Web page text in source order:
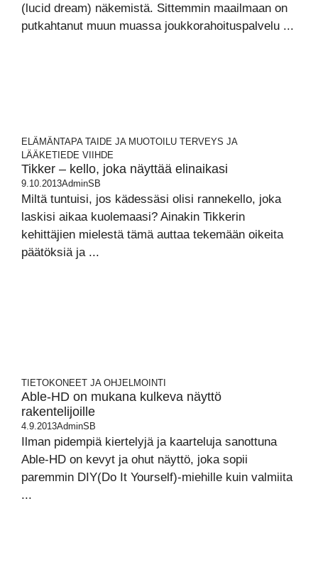
(lucid dream) näkemistä. Sittemmin maailmaan on
putkahtanut muun muassa joukkorahoituspalvelu ...
ELÄMÄNTAPA TAIDE JA MUOTOILU TERVEYS JA
LÄÄKETIEDE VIIHDE
Tikker – kello, joka näyttää elinaikasi
9.10.2013AdminSB
Miltä tuntuisi, jos kädessäsi olisi rannekello, joka
laskisi aikaa kuolemaasi? Ainakin Tikkerin
kehittäjien mielestä tämä auttaa tekemään oikeita
päätöksiä ja ...
TIETOKONEET JA OHJELMOINTI
Able-HD on mukana kulkeva näyttö
rakentelijoille
4.9.2013AdminSB
Ilman pidempiä kiertelyjä ja kaarteluja sanottuna
Able-HD on kevyt ja ohut näyttö, joka sopii
paremmin DIY(Do It Yourself)-miehille kuin valmiita
...